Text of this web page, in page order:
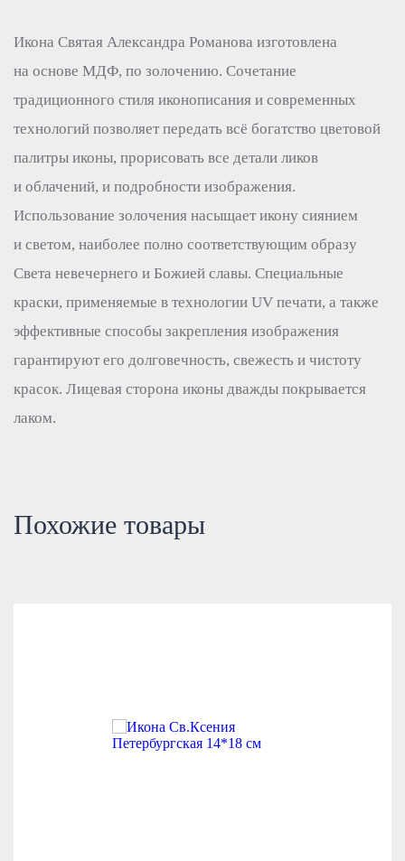
Икона Святая Александра Романова изготовлена
на основе МДФ, по золочению. Сочетание
традиционного стиля иконописания и современных
технологий позволяет передать всё богатство цветовой
палитры иконы, прорисовать все детали ликов
и облачений, и подробности изображения.
Использование золочения насыщает икону сиянием
и светом, наиболее полно соответствующим образу
Света невечернего и Божией славы. Специальные
краски, применяемые в технологии UV печати, а также
эффективные способы закрепления изображения
гарантируют его долговечность, свежесть и чистоту
красок. Лицевая сторона иконы дважды покрывается
лаком.
Похожие товары